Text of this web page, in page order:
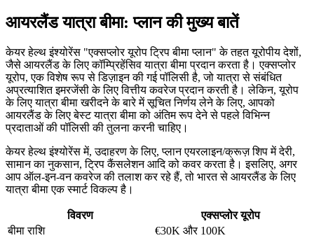
आयरलैंड यात्रा बीमा: प्लान की मुख्य बातें
केयर हेल्थ इंश्योरेंस "एक्सप्लोर यूरोप ट्रिप बीमा प्लान" के तहत यूरोपीय देशों,
जैसे आयरलैंड के लिए कॉम्प्रिहेंसिव यात्रा बीमा प्रदान करता है। एक्सप्लोर
यूरोप, एक विशेष रूप से डिज़ाइन की गई पॉलिसी है, जो यात्रा से संबंधित
अप्रत्याशित इमरजेंसी के लिए वित्तीय कवरेज प्रदान करती है। लेकिन, यूरोप
के लिए यात्रा बीमा खरीदने के बारे में सूचित निर्णय लेने के लिए, आपको
आयरलैंड के लिए बेस्ट यात्रा बीमा को अंतिम रूप देने से पहले विभिन्न
प्रदाताओं की पॉलिसी की तुलना करनी चाहिए।
केयर हेल्थ इंश्योरेंस में, उदाहरण के लिए, प्लान एयरलाइन/क्रूज़ शिप में देरी,
सामान का नुकसान, ट्रिप कैंसलेशन आदि को कवर करता है। इसलिए, अगर
आप ऑल-इन-वन कवरेज की तलाश कर रहे हैं, तो भारत से आयरलैंड के लिए
यात्रा बीमा एक स्मार्ट विकल्प है।
विवरण
एक्सप्लोर यूरोप
बीमा राशि
€30K और 100K